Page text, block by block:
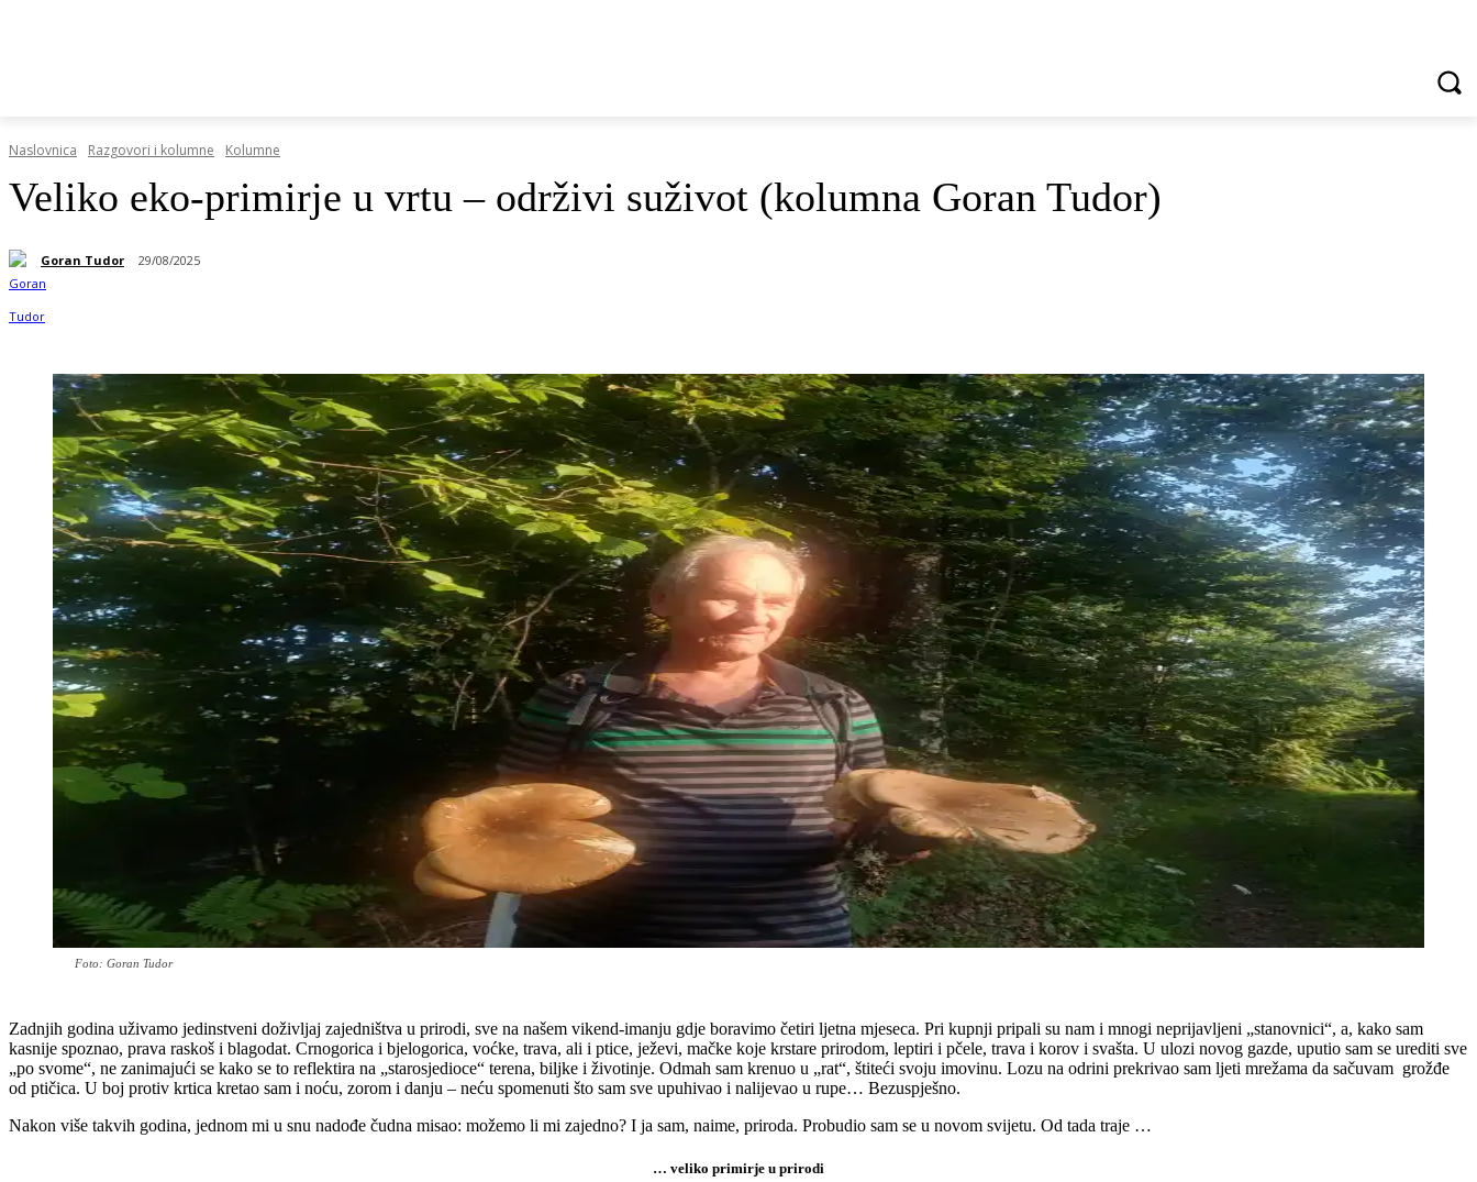
Naslovnica Razgovori i kolumne Kolumne
Veliko eko-primirje u vrtu – održivi suživot (kolumna Goran Tudor)
Goran Tudor 29/08/2025
Foto: Goran Tudor
Zadnjih godina uživamo jedinstveni doživljaj zajedništva u prirodi, sve na našem vikend-imanju gdje boravimo četiri ljetna mjeseca. Pri kupnji pripali su nam i mnogi neprijavljeni „stanovnici“, a, kako sam
kasnije spoznao, prava raskoš i blagodat. Crnogorica i bjelogorica, voćke, trava, ali i ptice, ježevi, mačke koje krstare prirodom, leptiri i pčele, trava i korov i svašta. U ulozi novog gazde, uputio sam se urediti sve
„po svome“, ne zanimajući se kako se to reflektira na „starosjedioce“ terena, biljke i životinje. Odmah sam krenuo u „rat“, štiteći svoju imovinu. Lozu na odrini prekrivao sam ljeti mrežama da sačuvam grožđe
od ptičica. U boj protiv krtica kretao sam i noću, zorom i danju – neću spomenuti što sam sve upuhivao i nalijevao u rupe… Bezuspješno.
Nakon više takvih godina, jednom mi u snu nadođe čudna misao: možemo li mi zajedno? I ja sam, naime, priroda. Probudio sam se u novom svijetu. Od tada traje …
… veliko primirje u prirodi